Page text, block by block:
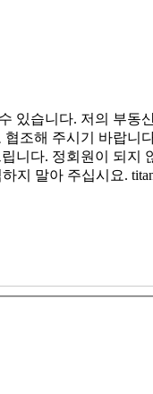
있습니다. 저의 부동
조해 주시기 바랍니
니다. 정회원이 되지
말아 주십시요.